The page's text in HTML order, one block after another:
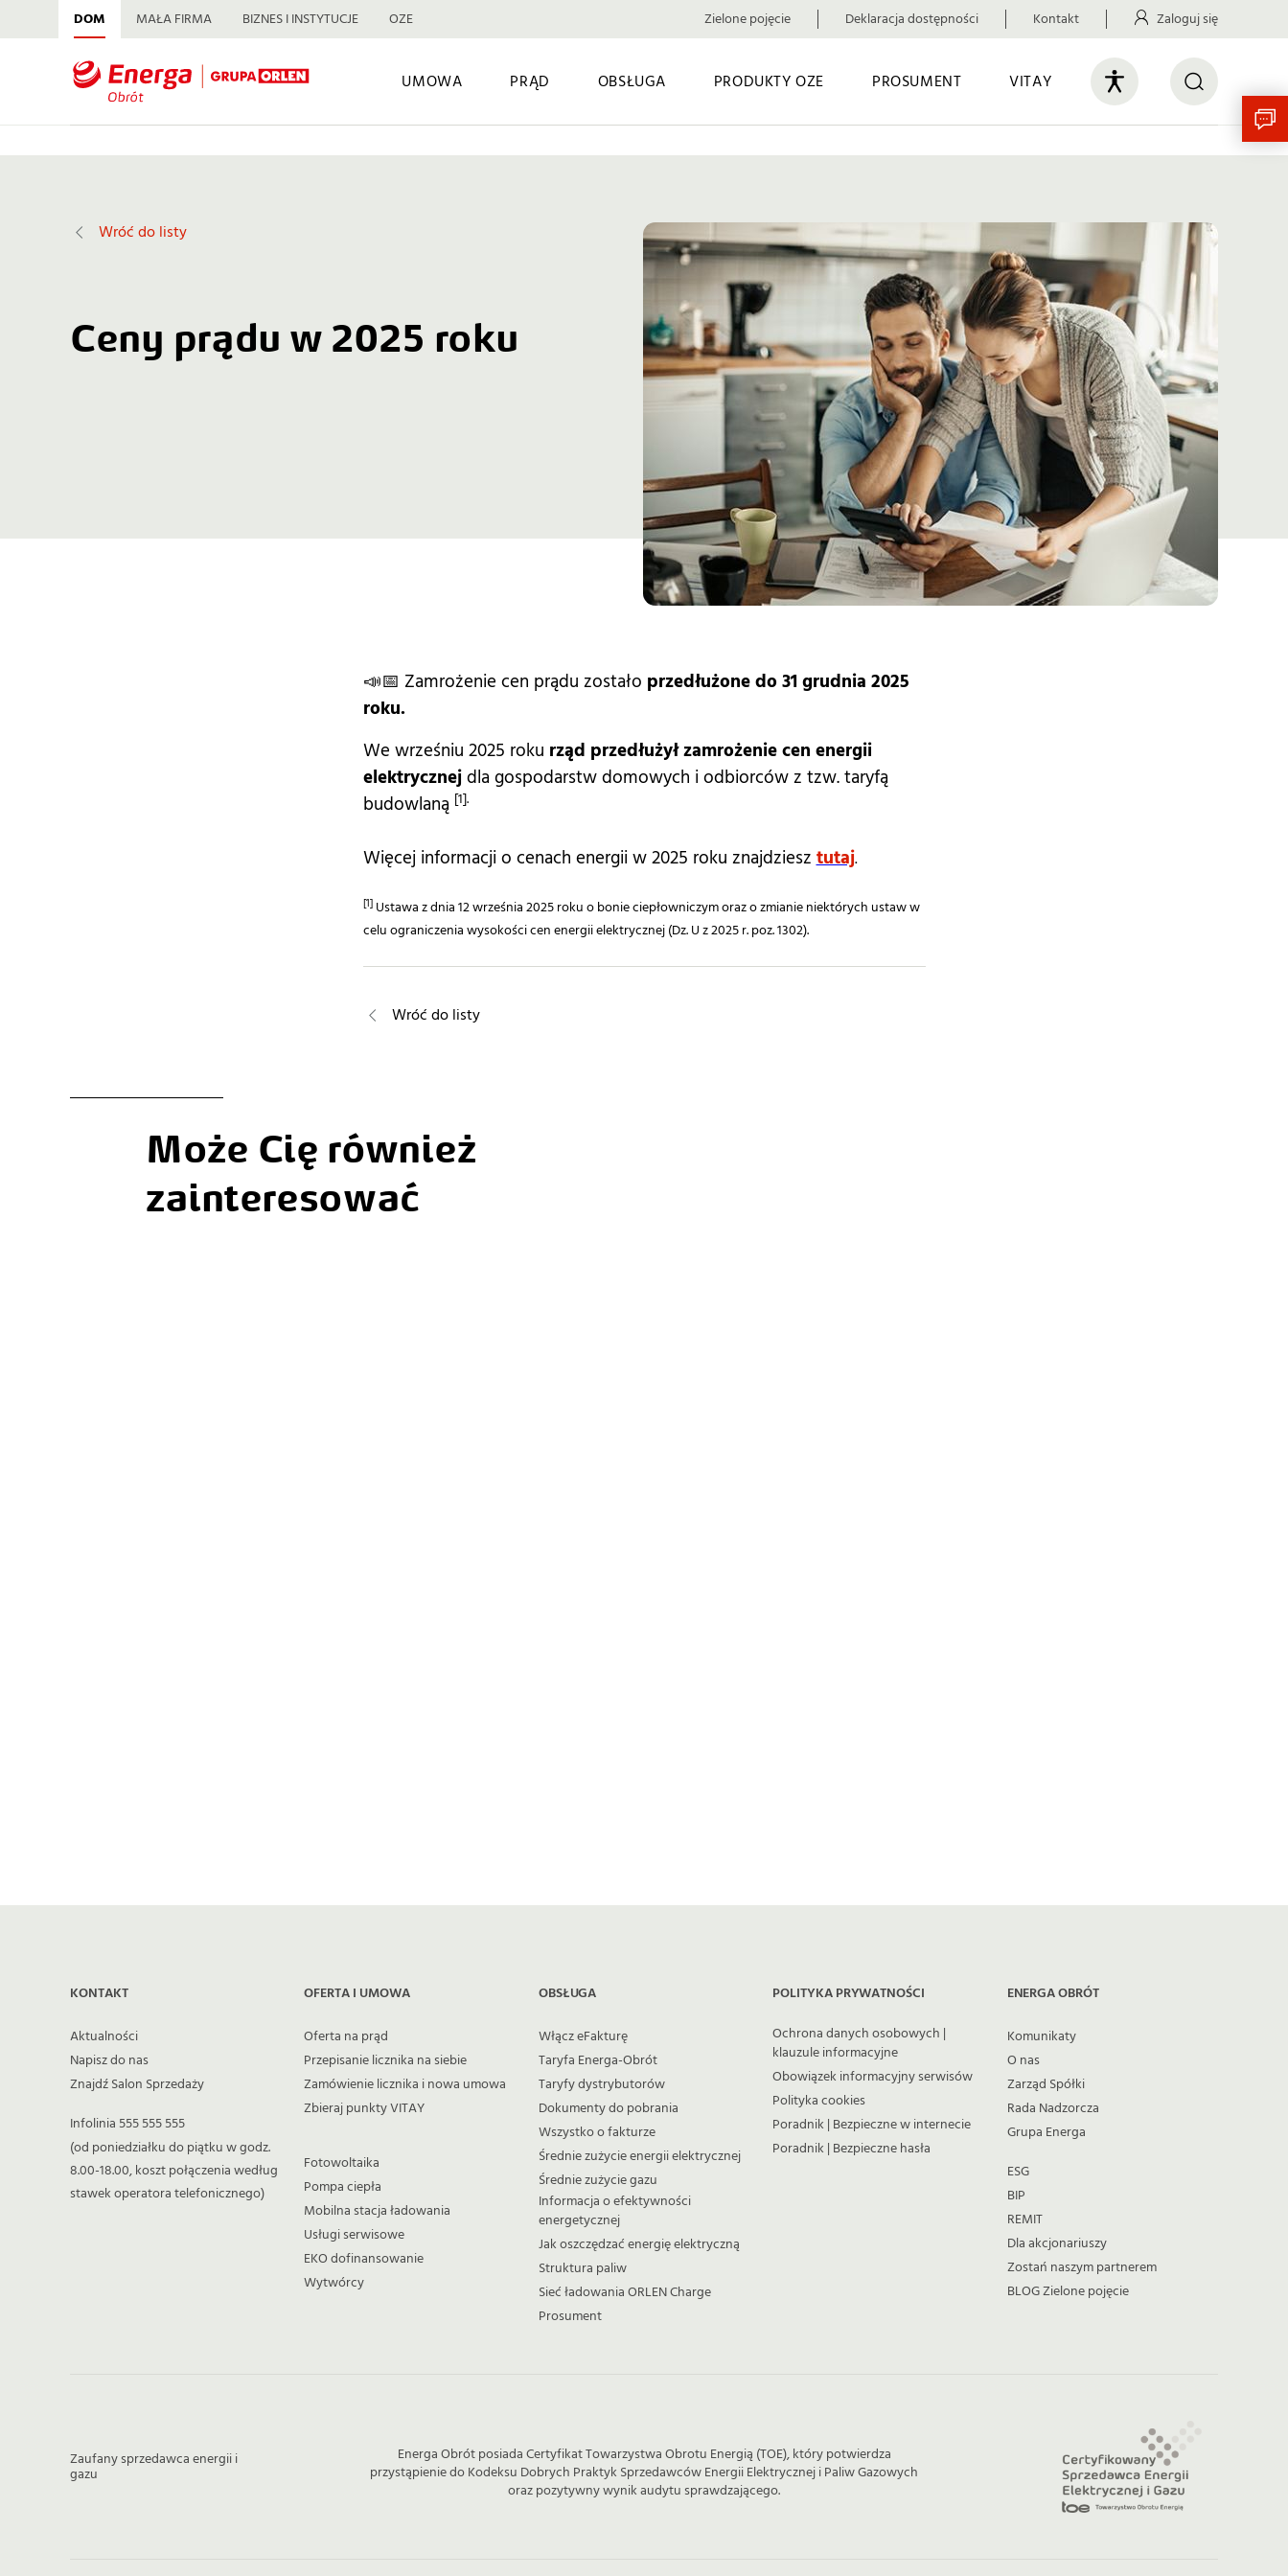
DOM MAŁA FIRMA BIZNES I INSTYTUCJE OZE Zielone pojęcie Deklaracja dostępności Kontakt Zaloguj się
UMOWA PRĄD OBSŁUGA PRODUKTY OZE PROSUMENT VITAY
Wróć do listy
Ceny prądu w 2025 roku
📣📅 Zamrożenie cen prądu zostało przedłużone do 31 grudnia 2025
roku.
We wrześniu 2025 roku rząd przedłużył zamrożenie cen energii
elektrycznej dla gospodarstw domowych i odbiorców z tzw. taryfą
budowlaną [1].
Więcej informacji o cenach energii w 2025 roku znajdziesztutaj.
[1] Ustawa z dnia 12 września 2025 roku o bonie ciepłowniczym oraz o zmianie niektórych ustaw w
celu ograniczenia wysokości cen energii elektrycznej (Dz. U z 2025 r. poz. 1302).
Wróć do listy
Może Cię również
zainteresować
KONTAKT
Aktualności
Napisz do nas
Znajdź Salon Sprzedaży
Infolinia 555 555 555
(od poniedziałku do piątku w godz.
8.00-18.00, koszt połączenia według
stawek operatora telefonicznego)
OFERTA I UMOWA
Oferta na prąd
Przepisanie licznika na siebie
Zamówienie licznika i nowa umowa
Zbieraj punkty VITAY
Fotowoltaika
Pompa ciepła
Mobilna stacja ładowania
Usługi serwisowe
EKO dofinansowanie
Wytwórcy
OBSŁUGA
Włącz eFakturę
Taryfa Energa-Obrót
Taryfy dystrybutorów
Dokumenty do pobrania
Wszystko o fakturze
Średnie zużycie energii elektrycznej
Średnie zużycie gazu
Informacja o efektywności
energetycznej
Jak oszczędzać energię elektryczną
Struktura paliw
Sieć ładowania ORLEN Charge
Prosument
POLITYKA PRYWATNOŚCI
Ochrona danych osobowych |
klauzule informacyjne
Obowiązek informacyjny serwisów
Polityka cookies
Poradnik | Bezpieczne w internecie
Poradnik | Bezpieczne hasła
ENERGA OBRÓT
Komunikaty
O nas
Zarząd Spółki
Rada Nadzorcza
Grupa Energa
ESG
BIP
REMIT
Dla akcjonariuszy
Zostań naszym partnerem
BLOG Zielone pojęcie
Zaufany sprzedawca energii i
gazu
Energa Obrót posiada Certyfikat Towarzystwa Obrotu Energią (TOE), który potwierdza
przystąpienie do Kodeksu Dobrych Praktyk Sprzedawców Energii Elektrycznej i Paliw Gazowych
oraz pozytywny wynik audytu sprawdzającego.